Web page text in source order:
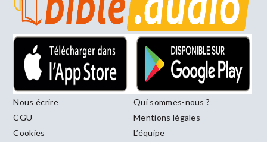
Nous écrire
Qui sommes-nous ?
CGU
Mentions légales
Cookies
L’équipe